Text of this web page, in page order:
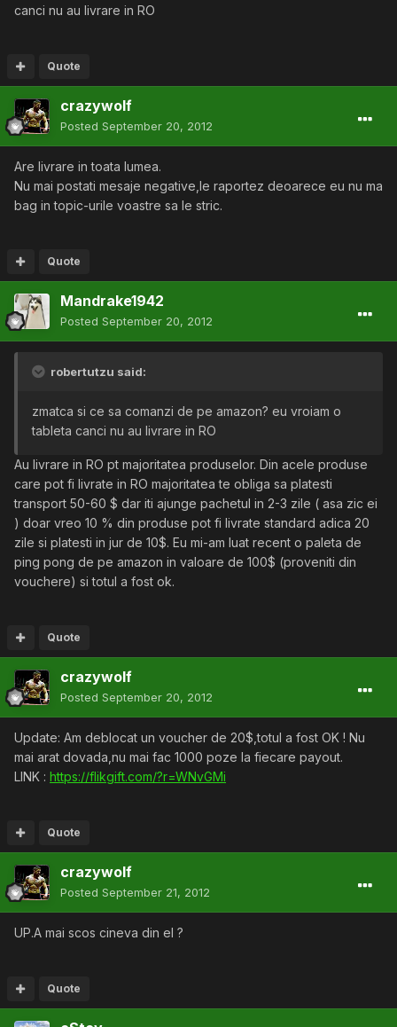
canci nu au livrare in RO
Quote
crazywolf
Posted September 20, 2012
Are livrare in toata lumea.
Nu mai postati mesaje negative,le raportez deoarece eu nu ma
bag in topic-urile voastre sa le stric.
Quote
Mandrake1942
Posted September 20, 2012
robertutzu said:
zmatca si ce sa comanzi de pe amazon? eu vroiam o
tableta canci nu au livrare in RO
Au livrare in RO pt majoritatea produselor. Din acele produse
care pot fi livrate in RO majoritatea te obliga sa platesti
transport 50-60 $ dar iti ajunge pachetul in 2-3 zile ( asa zic ei
) doar vreo 10 % din produse pot fi livrate standard adica 20
zile si platesti in jur de 10$. Eu mi-am luat recent o paleta de
ping pong de pe amazon in valoare de 100$ (proveniti din
vouchere) si totul a fost ok.
Quote
crazywolf
Posted September 20, 2012
Update: Am deblocat un voucher de 20$,totul a fost OK ! Nu
mai arat dovada,nu mai fac 1000 poze la fiecare payout.
LINK : https://flikgift.com/?r=WNvGMi
Quote
crazywolf
Posted September 21, 2012
UP.A mai scos cineva din el ?
Quote